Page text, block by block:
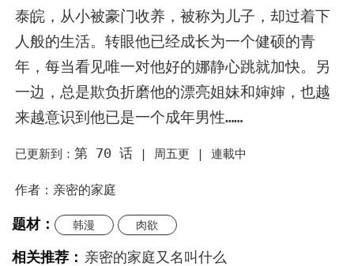
泰皖，从小被豪门收养，被称为儿子，却过着下
人般的生活。转眼他已经成长为一个健硕的青
年，每当看见唯一对他好的娜静心跳就加快。另
一边，总是欺负折磨他的漂亮姐妹和婶婶，也越
来越意识到他已是一个成年男性……
已更新到： 第 70 话| 周五更 | 連載中
作者：亲密的家庭
题材： 韩漫 肉欲
相关推荐： 亲密的家庭又名叫什么